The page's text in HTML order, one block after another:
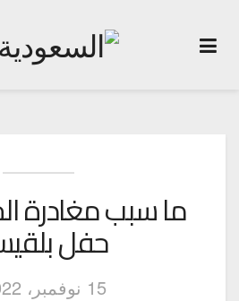
ما سبب مغادرة
حفل
15 نوفمبر، 2022